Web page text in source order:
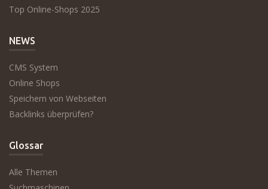
Top Online-Shops 2025
NEWS
CMS System
Online Shops
Speichern von Webseiten
Backlinks überprüfen?
Glossar
Alle Themen